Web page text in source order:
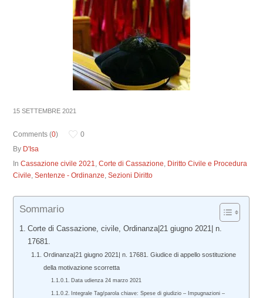
15 SETTEMBRE 2021
Comments (0)
0
By D'Isa
InCassazione civile 2021,Corte di Cassazione, Diritto Civile e Procedura
Civile,Sentenze - Ordinanze,Sezioni Diritto
Sommario
Corte di Cassazione, civile, Ordinanza|21 giugno 2021| n.
17681.
Ordinanza|21 giugno 2021| n. 17681. Giudice di appello sostituzione
della motivazione scorretta
Data udienza 24 marzo 2021
Integrale Tag/parola chiave: Spese di giudizio – Impugnazioni –